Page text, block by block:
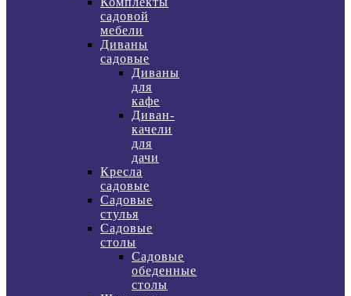
садовой
мебели
Диваны
садовые
Диваны
для
кафе
Диван-
качели
для
дачи
Кресла
садовые
Садовые
стулья
Садовые
столы
Садовые
обеденные
столы